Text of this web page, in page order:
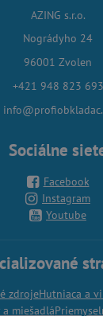
AZING s.r.o.
Nográdyho 24
96001 Zvolen
+421 948 823 693
Sociálne
Facebook
Instagram
Youtube
zdrojeHutniaca a
a miešadlá